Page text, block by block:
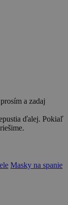
a zadaj
ďalej. Pokiaľ
Masky na spanie
cm